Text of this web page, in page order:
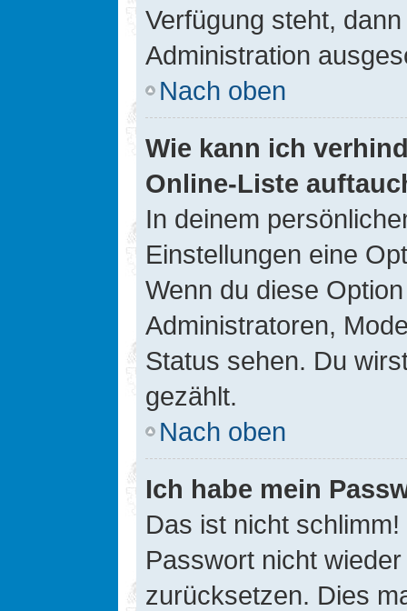
Verfügung steht,
Administration
Nach oben
Wie kann ich
Online-Liste
In deinem
Einstellungen eine
Wenn du diese
Administratoren,
Status sehen. Du
gezählt.
Nach oben
Ich habe mein
Das ist nicht
Passwort nicht
zurücksetzen. Dies